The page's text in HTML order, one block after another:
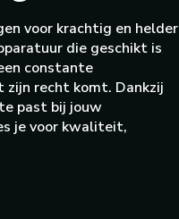
voor krachtig en helder
die geschikt is
constante
recht komt. Dankzij
past bij jouw
je voor kwaliteit,